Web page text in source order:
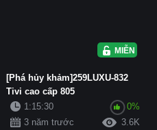
MIỄN PHÍ
[Phá hủy khảm]259LUXU-832
Tivi cao cấp 805
1:15:30
0%
3 năm trước
3.6K